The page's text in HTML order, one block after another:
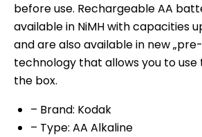
before use. Rechargeable AA
available in NiMH with capacities
and are also available in new
technology that allows you to
the box.
– Brand: Kodak
– Type: AA Alkaline